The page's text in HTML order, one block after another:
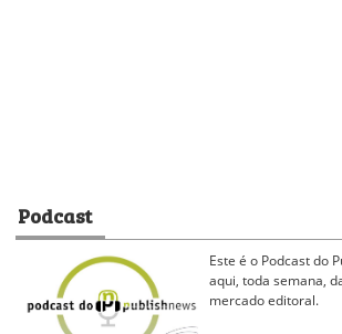
Podcast
Este é o Podcast do
aqui, toda semana,
mercado editoral.